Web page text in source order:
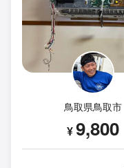
鳥取県鳥取市
¥9,800